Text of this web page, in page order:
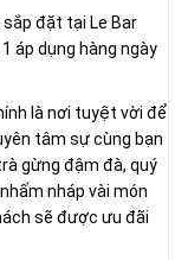
đặt tại Le Bar
áp dụng hàng ngày
là nơi tuyệt vời để
tâm sự cùng bạn
gừng đậm đà, quý
nháp vài món
sẽ được ưu đãi